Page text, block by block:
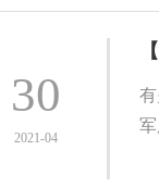
30
2021-04